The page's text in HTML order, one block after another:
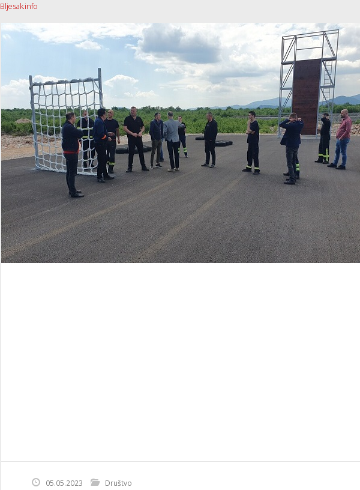
Bljesak.info
05.05.2023 Društvo